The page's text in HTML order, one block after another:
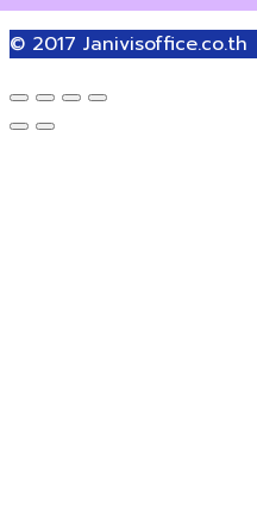
© 2017 Janivisoffice.co.th